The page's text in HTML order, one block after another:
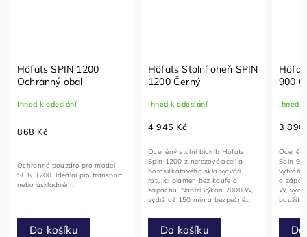
Höfats SPIN 1200
Ochranný obal
Ihned k odeslání
868 Kč
Do košíku
Ochranné pouzdro pro model
SPIN 1200. Ideální pro transport
nebo uskladnění.
Höfats Stolní oheň SPIN
1200 Černý
Ihned k odeslání
4 945 Kč
Do košíku
Oceněný stolní biokrb Höfats
Spin 1200 z nerezové oceli a
borosilikátového skla vytváří
rotující plamen bez kouře a
zápachu. Nabízí výkon 2000 W,
výdrž až 150 min a bezpečné...
900
Ihned
3
Spin
vytváří
a
W,
použití